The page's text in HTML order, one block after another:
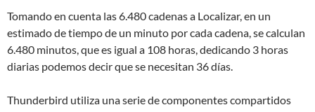
Tomando en cuenta las 6.480 cadenas a Localizar, en un
estimado de tiempo de un minuto por cada cadena, se calculan
6.480 minutos, que es igual a 108 horas, dedicando 3 horas
diarias podemos decir que se necesitan 36 días.
Thunderbird utiliza una serie de componentes compartidos